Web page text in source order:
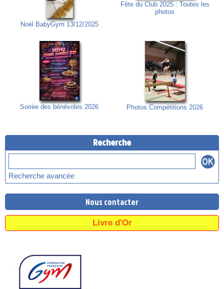
Noël BabyGym 13/12/2025
Fête du Club 2025 : Toutes les
photos
Soirée des bénévoles 2026 Photos Compétitions 2026
Recherche
Recherche avancée
Nous contacter
Livre d'Or